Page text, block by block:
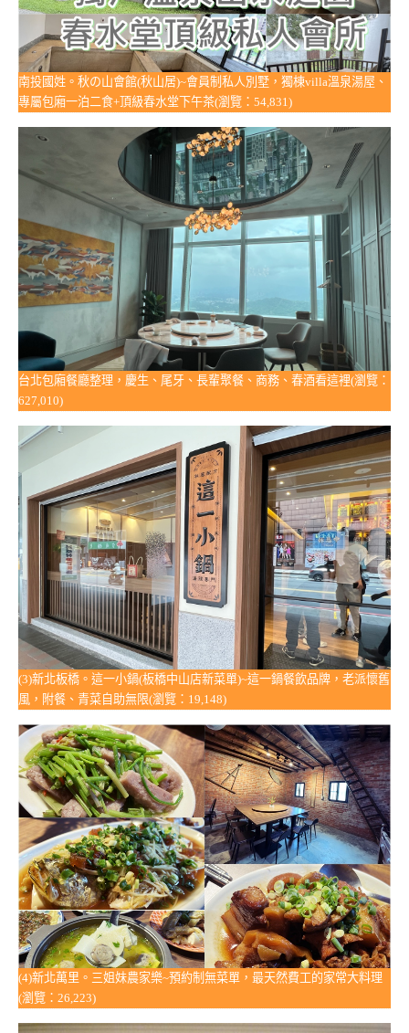
南投國姓。秋の山會館(秋山居)~會員制私人別墅，獨棟villa溫泉湯屋、
專屬包廂一泊二食+頂級春水堂下午茶(瀏覽：54,831)
台北包廂餐廳整理，慶生、尾牙、長輩聚餐、商務、春酒看這裡(瀏覽：
627,010)
(3)新北板橋。這一小鍋(板橋中山店新菜單)~這一鍋餐飲品牌，老派懷舊
風，附餐、青菜自助無限(瀏覽：19,148)
(4)新北萬里。三姐妹農家樂~預約制無菜單，最天然費工的家常大料理
(瀏覽：26,223)